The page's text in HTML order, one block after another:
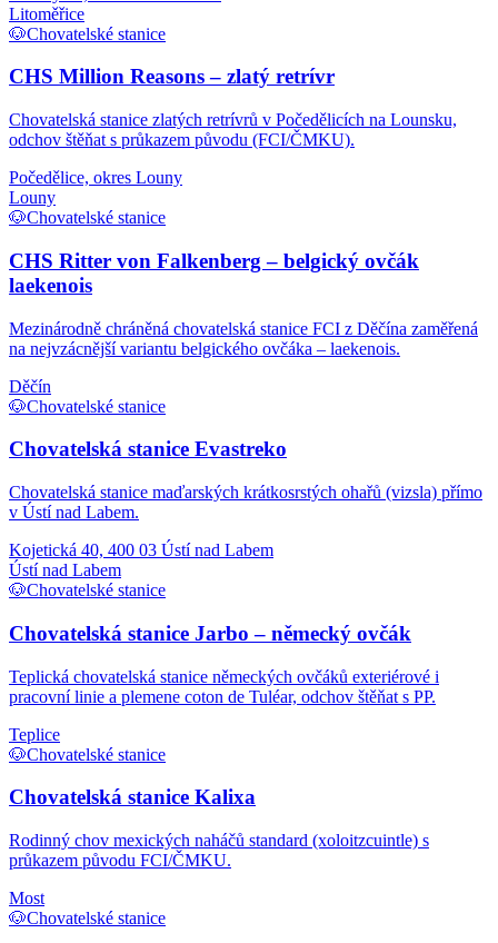
Litoměřice
🐶Chovatelské stanice
CHS Million Reasons – zlatý retrívr
Chovatelská stanice zlatých retrívrů v Počedělicích na Lounsku,
odchov štěňat s průkazem původu (FCI/ČMKU).
Počedělice, okres Louny
Louny
🐶Chovatelské stanice
CHS Ritter von Falkenberg – belgický ovčák
laekenois
Mezinárodně chráněná chovatelská stanice FCI z Děčína zaměřená
na nejvzácnější variantu belgického ovčáka – laekenois.
Děčín
🐶Chovatelské stanice
Chovatelská stanice Evastreko
Chovatelská stanice maďarských krátkosrstých ohařů (vizsla) přímo
v Ústí nad Labem.
Kojetická 40, 400 03 Ústí nad Labem
Ústí nad Labem
🐶Chovatelské stanice
Chovatelská stanice Jarbo – německý ovčák
Teplická chovatelská stanice německých ovčáků exteriérové i
pracovní linie a plemene coton de Tuléar, odchov štěňat s PP.
Teplice
🐶Chovatelské stanice
Chovatelská stanice Kalixa
Rodinný chov mexických naháčů standard (xoloitzcuintle) s
průkazem původu FCI/ČMKU.
Most
🐶Chovatelské stanice